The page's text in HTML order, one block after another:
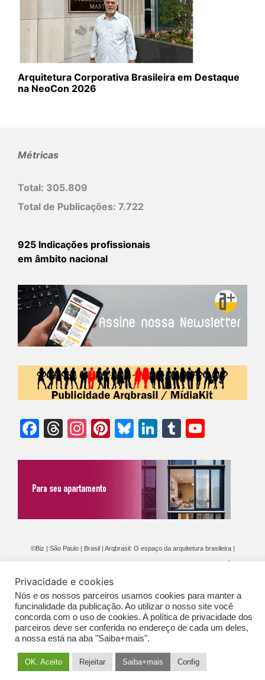
Arquitetura Corporativa Brasileira em Destaque
na NeoCon 2026
Métricas
Total: 305.809
Total de Publicações: 7.722
925 Indicações profissionais
em âmbito nacional
Facebook
Threads
Instagram
Pinterest
Bluesky
LinkedIn
Tumblr
©Biz | São Paulo | Brasil | Arqbrasil: O espaço da arquitetura brasileira |
GERAIS DE PUBLICAÇÃO (CGP
Privacidade e cookies
Nós e os nossos parceiros usamos cookies para manter a
funcinalidade da publicação. Ao utilizar o nosso site você
concorda com o uso de cookies. A política de privacidade dos
parceiros deve ser conferida no endereço de cada um deles,
a nossa está na aba "Saiba+mais".
OK. Aceito Rejeitar Saiba+mais Config